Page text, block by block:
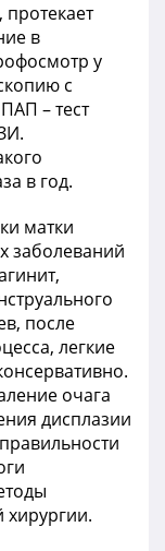
в
у
с
– тест
в год.
матки
заболеваний
после
легкие
очага
дисплазии
хирургии.